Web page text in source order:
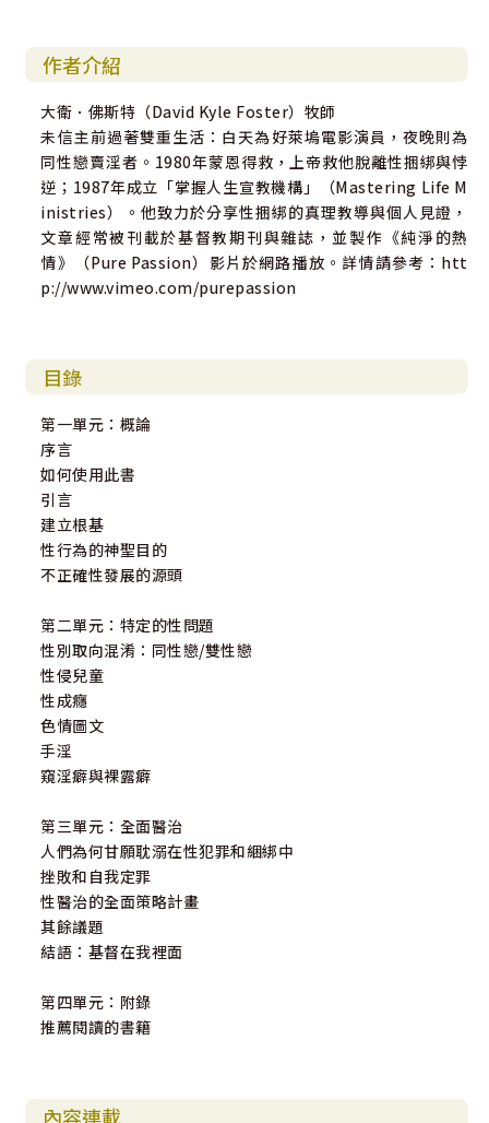
作者介紹
大衛．佛斯特（David Kyle Foster）牧師
未信主前過著雙重生活：白天為好萊塢電影演員，夜晚則為
同性戀賣淫者。1980年蒙恩得救，上帝救他脫離性捆綁與悖
逆；1987年成立「掌握人生宣教機構」（Mastering Life M
inistries）。他致力於分享性捆綁的真理教導與個人見證，
文章經常被刊載於基督教期刊與雜誌，並製作《純淨的熱
情》（Pure Passion）影片於網路播放。詳情請參考：htt
p://www.vimeo.com/purepassion
目錄
第一單元：概論
序言
如何使用此書
引言
建立根基
性行為的神聖目的
不正確性發展的源頭
第二單元：特定的性問題
性別取向混淆：同性戀/雙性戀
性侵兒童
性成癮
色情圖文
手淫
窺淫癖與裸露癖
第三單元：全面醫治
人們為何甘願耽溺在性犯罪和綑綁中
挫敗和自我定罪
性醫治的全面策略計畫
其餘議題
結語：基督在我裡面
第四單元：附錄
推薦閱讀的書籍
內容連載